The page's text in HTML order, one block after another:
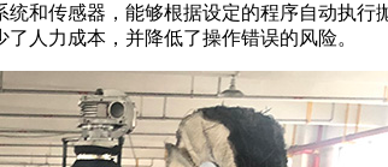
和传感器，能够根据设定的程序自动执行
人力成本，并降低了操作错误的风险。